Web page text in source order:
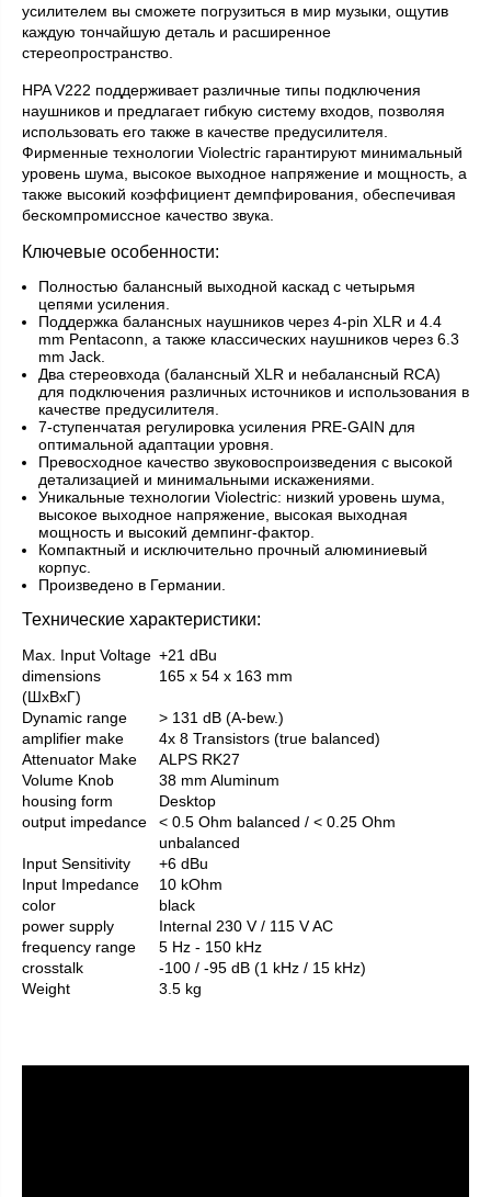
усилителем вы сможете погрузиться в мир музыки, ощутив
каждую тончайшую деталь и расширенное
стереопространство.
HPA V222 поддерживает различные типы подключения
наушников и предлагает гибкую систему входов, позволяя
использовать его также в качестве предусилителя.
Фирменные технологии Violectric гарантируют минимальный
уровень шума, высокое выходное напряжение и мощность, а
также высокий коэффициент демпфирования, обеспечивая
бескомпромиссное качество звука.
Ключевые особенности:
Полностью балансный выходной каскад с четырьмя
цепями усиления.
Поддержка балансных наушников через 4-pin XLR и 4.4
mm Pentaconn, а также классических наушников через 6.3
mm Jack.
Два стереовхода (балансный XLR и небалансный RCA)
для подключения различных источников и использования в
качестве предусилителя.
7-ступенчатая регулировка усиления PRE-GAIN для
оптимальной адаптации уровня.
Превосходное качество звуковоспроизведения с высокой
детализацией и минимальными искажениями.
Уникальные технологии Violectric: низкий уровень шума,
высокое выходное напряжение, высокая выходная
мощность и высокий демпинг-фактор.
Компактный и исключительно прочный алюминиевый
корпус.
Произведено в Германии.
Технические характеристики:
Max. Input Voltage +21 dBu
dimensions
(ШxВxГ)
165 x 54 x 163 mm
Dynamic range
> 131 dB (A-bew.)
amplifier make
4x 8 Transistors (true balanced)
Attenuator Make
ALPS RK27
Volume Knob
38 mm Aluminum
housing form
Desktop
output impedance
< 0.5 Ohm balanced / < 0.25 Ohm
unbalanced
Input Sensitivity
+6 dBu
Input Impedance
10 kOhm
color
black
power supply
Internal 230 V / 115 V AC
frequency range
5 Hz - 150 kHz
crosstalk
-100 / -95 dB (1 kHz / 15 kHz)
Weight
3.5 kg